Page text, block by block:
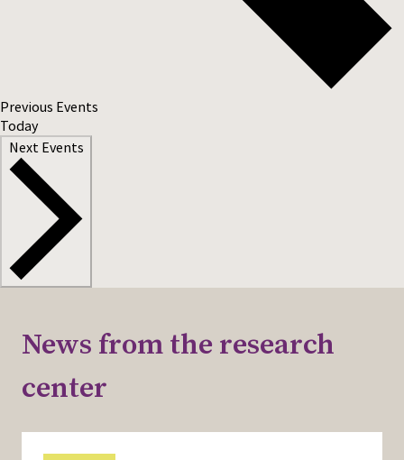
Previous Events
Today
Next Events
News from the research
center